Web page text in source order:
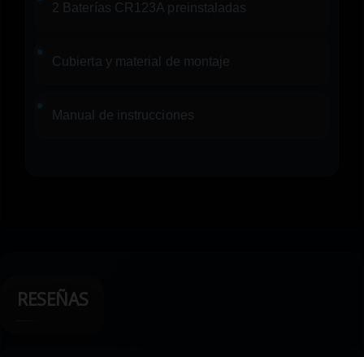
2 Baterías CR123A preinstaladas
Cubierta y material de montaje
Manual de instrucciones
RESEÑAS